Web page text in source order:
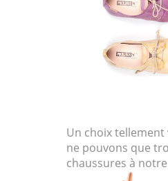
Un choix tellement
ne pouvons que
chaussures à